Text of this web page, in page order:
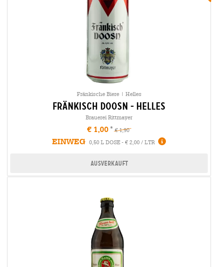
Fränkische Biere | Helles
fränkisch doosn - Helles
Brauerei Rittmayer
€ 1,00 € 1,90
EINWEG 0,50 L DOSE - € 2,00 / LTR
Ausverkauft